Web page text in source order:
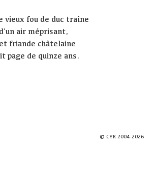
vieux fou de duc traîne
air méprisant,
friande châtelaine
page de quinze ans.
© CYR 2004-2026